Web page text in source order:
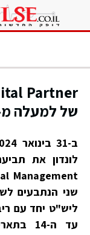
של למעלה מ-500000